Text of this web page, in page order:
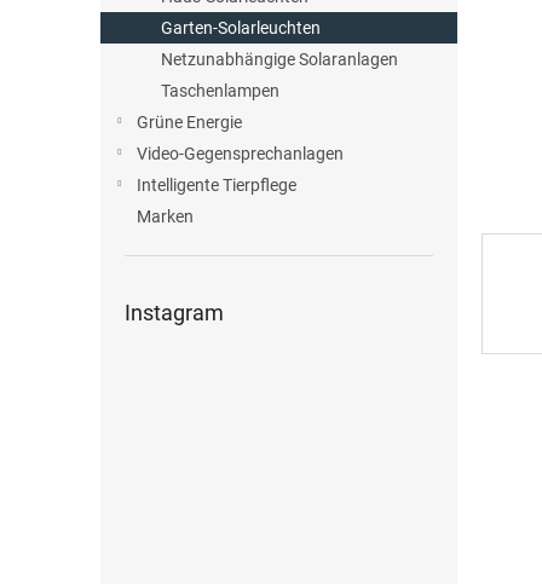
e
Garten-Solarleuchten
Netzunabhängige Solaranlagen
Taschenlampen
Grüne Energie
Video-Gegensprechanlagen
Intelligente Tierpflege
Marken
Instagram